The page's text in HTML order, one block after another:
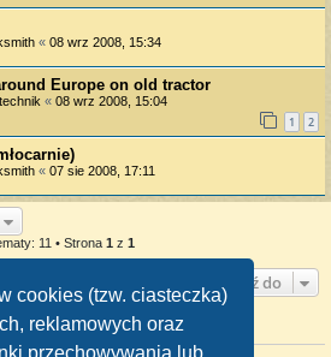
cookies (tzw. ciasteczka)
reklamowych oraz
przechowywania lub
« 08 wrz 2008, 15:34
Europe on old tractor
« 08 wrz 2008, 15:04
1 2
« 07 sie 2008, 17:11
11 • Strona 1 z 1
Przejdź do